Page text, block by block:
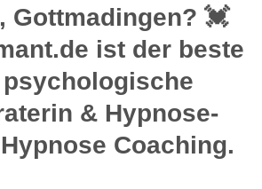
Gottmadingen? 💓️
ist der beste
& Hypnose-
Coaching.